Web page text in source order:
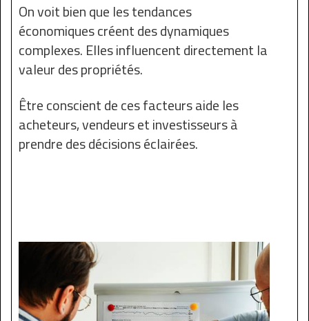
On voit bien que les tendances
économiques créent des dynamiques
complexes. Elles influencent directement la
valeur des propriétés.
Être conscient de ces facteurs aide les
acheteurs, vendeurs et investisseurs à
prendre des décisions éclairées.